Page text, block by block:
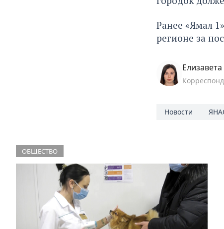
Ранее «Ямал
регионе за
Новости
ОБЩЕСТВО